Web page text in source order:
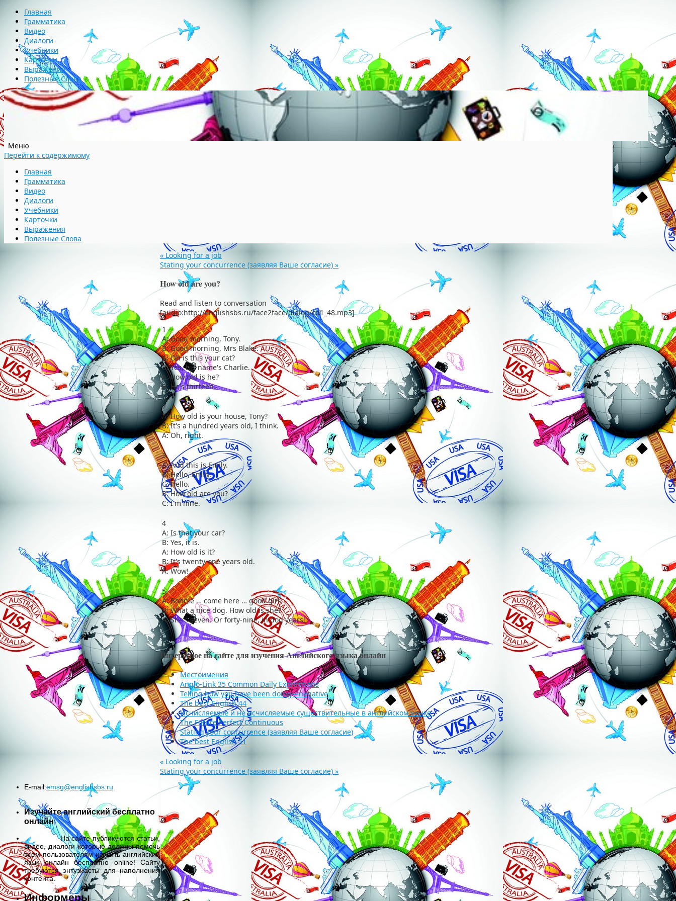
Главная
Грамматика
Видео
Диалоги
Учебники
Карточки
Выражения
Полезные Слова
Меню
Перейти к содержимому
Главная
Грамматика
Видео
Диалоги
Учебники
Карточки
Выражения
Полезные Слова
« Looking for a job
Stating your concurrence (заявляя Ваше согласие) »
How old are you?
Read and listen to conversation
[audio:http://englishsbs.ru/face2face/dialog/cd1_48.mp3]
1
A: Good morning, Tony.
В: Good morning, Mrs Blake.
A: Oh is this your cat?
В: Yes, his name's Charlie.
A: How old is he?
В: He's thirteen.
2
A: How old is your house, Tony?
В: It's a hundred years old, I think.
A: Oh, right.
3
A: And this is Emily.
В: Hello, Emily.
C: Hello.
В: How old are you?
C: I'm nine.
4
A: Is that your car?
В: Yes, it is.
A: How old is it?
В: It's twenty-one years old.
A: Wow!
5
A: Bonnie … come here … good girl.
В: What a nice dog. How old is she?
A: She's seven. Or forty-nine, in dog years!
Интересное на сайте для изучения Английского языка онлайн
Местоимения
Anglo-Link 35 Common Daily Expressions
Telling how you have been doing—negative
The best English 44
Исчисляемые и не исчисляемые существительные в английском языке
The Future Perfect Continuous
Stating your concurrence (заявляя Ваше согласие)
The best English 51
« Looking for a job
Stating your concurrence (заявляя Ваше согласие) »
E-mail:emsg@englishsbs.ru
Изучайте английский бесплатно
онлайн
На сайте публикуются статьи,
видео, диалоги которые должны помочь
всем пользователям изучить английский
язык онлайн бесплатно online! Сайту
требуются энтузиасты для наполнения
контента.
Информеры